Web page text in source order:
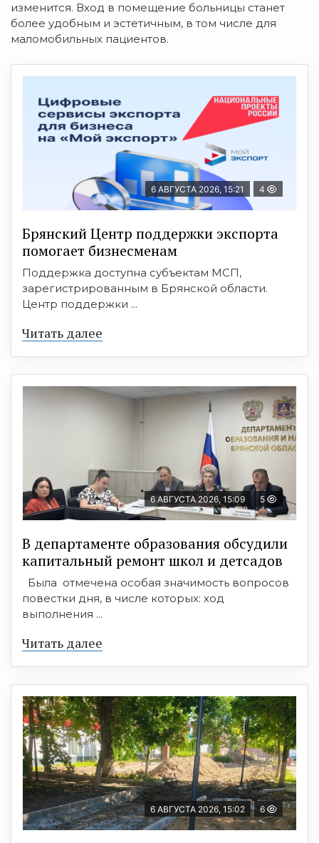
изменится. Вход в помещение больницы станет
более удобным и эстетичным, в том числе для
маломобильных пациентов.
6 АВГУСТА 2026, 15:21 4
Брянский Центр поддержки экспорта
помогает бизнесменам
Поддержка доступна субъектам МСП,
зарегистрированным в Брянской области.
Центр поддержки ...
Читать далее
6 АВГУСТА 2026, 15:09 5
В департаменте образования обсудили
капитальный ремонт школ и детсадов
Была отмечена особая значимость вопросов
повестки дня, в числе которых: ход
выполнения ...
Читать далее
6 АВГУСТА 2026, 15:02 6